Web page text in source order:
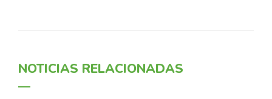
NOTICIAS RELACIONADAS